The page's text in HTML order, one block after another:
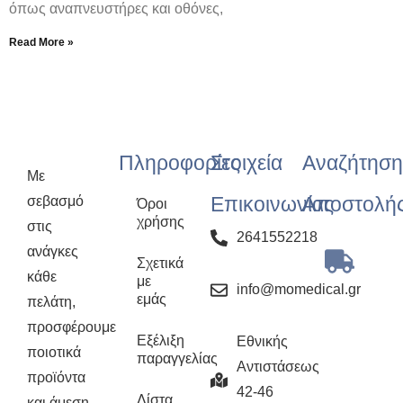
όπως αναπνευστήρες και οθόνες,
Read More »
Με
σεβασμό
στις
ανάγκες
κάθε
πελάτη,
προσφέρουμε
ποιοτικά
προϊόντα
Πληροφορίες
Όροι
χρήσης
Σχετικά
με
εμάς
Εξέλιξη
παραγγελίας
Στοιχεία
Επικοινωνίας
2641552218
info@momedical.gr
Εθνικής
Αντιστάσεως
42-46
Αναζήτηση